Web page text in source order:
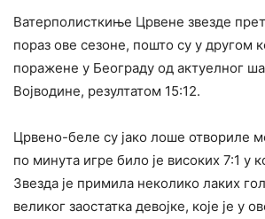
Ватерполисткиње Црвене звезде
пораз ове сезоне, пошто су у другом
поражене у Београду од актуелног
Војводине, резултатом 15:12.
Црвено-беле су јако лоше отвориле
по минута игре било је високих 7:1 у
Звезда је примила неколико лаких
великог заостатка девојке, које је у